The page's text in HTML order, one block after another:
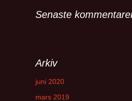
Senaste
Arkiv
juni 2020
mars 2019